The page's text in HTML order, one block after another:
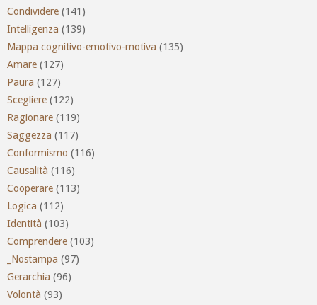
Condividere (141)
Intelligenza (139)
Mappa cognitivo-emotivo-motiva (135)
Amare (127)
Paura (127)
Scegliere (122)
Ragionare (119)
Saggezza (117)
Conformismo (116)
Causalità (116)
Cooperare (113)
Logica (112)
Identità (103)
Comprendere (103)
_Nostampa (97)
Gerarchia (96)
Volontà (93)